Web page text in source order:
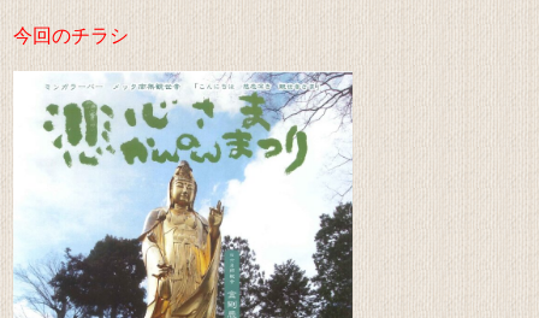
今回のチラシ